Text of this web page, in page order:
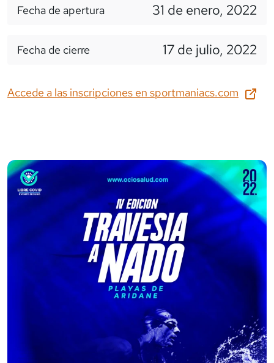
Fecha de apertura 31 de enero, 2022
Fecha de cierre 17 de julio, 2022
Accede a las inscripciones en sportmaniacs.com